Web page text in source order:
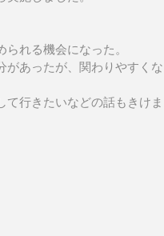
れる機会になった。
があったが、関わりやすくな
て行きたいなどの話もきけま